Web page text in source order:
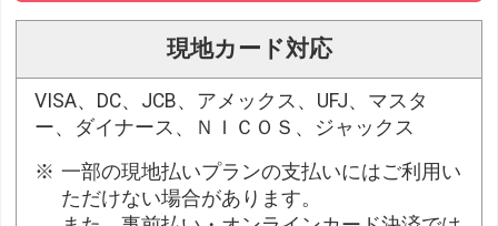
現地カード対応
VISA、DC、JCB、アメックス、UFJ、マスタ
ー、ダイナース、ＮＩＣＯＳ、ジャックス
一部の現地払いプランの支払いにはご利用い
ただけない場合があります。